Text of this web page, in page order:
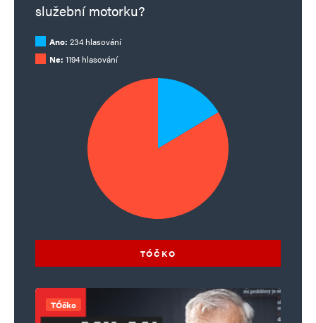
služební motorku?
Ano: 234 hlasování
Ne: 1194 hlasování
TÓČKO
TÓčko